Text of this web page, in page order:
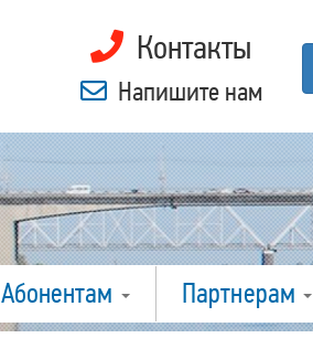
Контакты
Напишите нам
Абонентам Партнерам